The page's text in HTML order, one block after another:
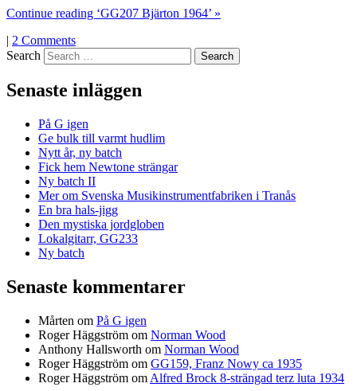
Continue reading ‘GG207 Bjärton 1964’ »
| 2 Comments
Search
Senaste inläggen
På G igen
Ge bulk till varmt hudlim
Nytt år, ny batch
Fick hem Newtone strängar
Ny batch II
Mer om Svenska Musikinstrumentfabriken i Tranås
En bra hals-jigg
Den mystiska jordgloben
Lokalgitarr, GG233
Ny batch
Senaste kommentarer
Mårten om På G igen
Roger Häggström om Norman Wood
Anthony Hallsworth om Norman Wood
Roger Häggström om GG159, Franz Nowy ca 1935
Roger Häggström om Alfred Brock 8-strängad terz luta 1934